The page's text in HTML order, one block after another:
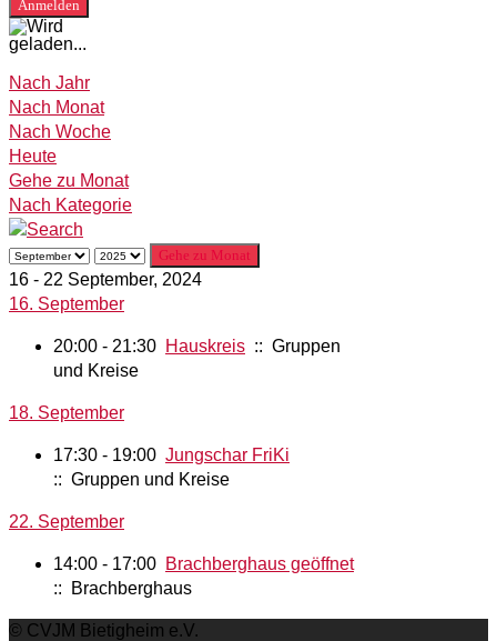
Nach Jahr
Nach Monat
Nach Woche
Heute
Gehe zu Monat
Nach Kategorie
Gehe zu Monat
16 - 22 September, 2024
16. September
20:00 - 21:30 Hauskreis :: Gruppen
und Kreise
18. September
17:30 - 19:00 Jungschar FriKi
:: Gruppen und Kreise
22. September
14:00 - 17:00 Brachberghaus geöffnet
:: Brachberghaus
© CVJM Bietigheim e.V.